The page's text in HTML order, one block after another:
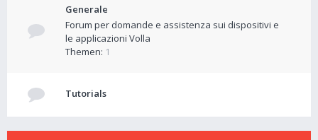
Generale
Forum per domande e assistenza sui dispositivi e
le applicazioni Volla
Themen: 1
Tutorials